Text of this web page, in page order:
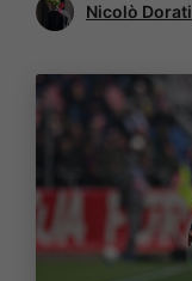
Nicolò Dorati